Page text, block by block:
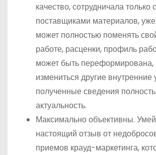
качество, сотрудничала
поставщиками материалов,
может полностью поменять
работе, расценки, профиль
может быть переформирована,
измениться другие внутренние
полученные сведения
актуальность.
Максимально объективны.
настоящий отзыв от
приемов крауд-маркетинга,